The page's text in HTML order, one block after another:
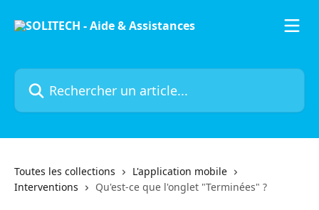
Rechercher un article...
Toutes les collections
L'application mobile
Interventions
Qu'est-ce que l'onglet "Terminées" ?